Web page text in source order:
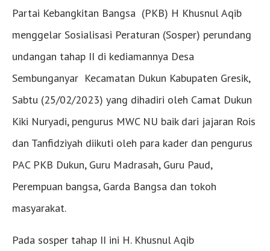
Partai Kebangkitan Bangsa (PKB) H Khusnul Aqib
menggelar Sosialisasi Peraturan (Sosper) perundang
undangan tahap II di kediamannya Desa
Sembunganyar Kecamatan Dukun Kabupaten Gresik,
Sabtu (25/02/2023) yang dihadiri oleh Camat Dukun
Kiki Nuryadi, pengurus MWC NU baik dari jajaran Rois
dan Tanfidziyah diikuti oleh para kader dan pengurus
PAC PKB Dukun, Guru Madrasah, Guru Paud,
Perempuan bangsa, Garda Bangsa dan tokoh
masyarakat.
Pada sosper tahap II ini H. Khusnul Aqib